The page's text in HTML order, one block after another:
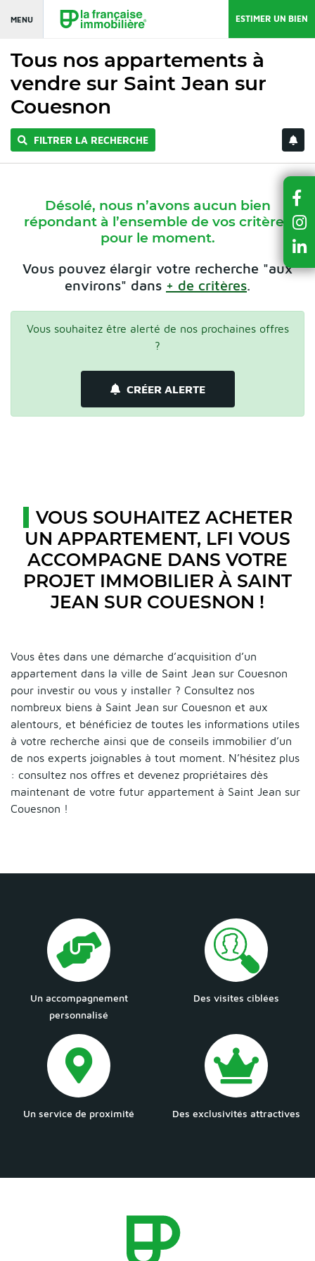
MENU ESTIMER UN BIEN
Tous nos appartements à
vendre sur Saint Jean sur
Couesnon
FILTRER LA RECHERCHE
Désolé, nous n’avons aucun bien
répondant à l’ensemble de vos critères
pour le moment.
Vous pouvez élargir votre recherche "aux
environs" dans + de critères.
Vous souhaitez être alerté de nos prochaines offres
?
CRÉER ALERTE
VOUS SOUHAITEZ ACHETER
UN APPARTEMENT, LFI VOUS
ACCOMPAGNE DANS VOTRE
PROJET IMMOBILIER À SAINT
JEAN SUR COUESNON !
Vous êtes dans une démarche d’acquisition d’un
appartement dans la ville de Saint Jean sur Couesnon
pour investir ou vous y installer ? Consultez nos
nombreux biens à Saint Jean sur Couesnon et aux
alentours, et bénéficiez de toutes les informations utiles
à votre recherche ainsi que de conseils immobilier d’un
de nos experts joignables à tout moment. N’hésitez plus
: consultez nos offres et devenez propriétaires dès
maintenant de votre futur appartement à Saint Jean sur
Couesnon !
Un accompagnement
personnalisé
Des visites ciblées
Un service de proximité Des exclusivités attractives